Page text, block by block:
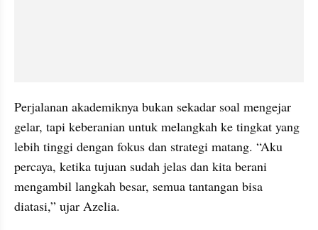
Perjalanan akademiknya bukan sekadar soal mengejar
gelar, tapi keberanian untuk melangkah ke tingkat yang
lebih tinggi dengan fokus dan strategi matang. “Aku
percaya, ketika tujuan sudah jelas dan kita berani
mengambil langkah besar, semua tantangan bisa
diatasi,” ujar Azelia.